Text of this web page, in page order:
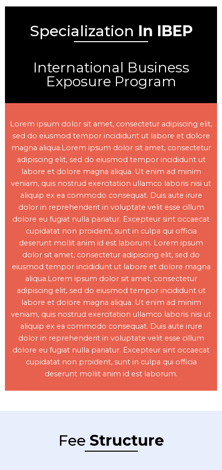
Specialization In IBEP
International Business
Exposure Program
Lorem ipsum dolor sit amet, consectetur adipiscing elit,
sed do eiusmod tempor incididunt ut labore et dolore
magna aliqua.Lorem ipsum dolor sit amet, consectetur
adipiscing elit, sed do eiusmod tempor incididunt ut
labore et dolore magna aliqua. Ut enim ad minim
veniam, quis nostrud exercitation ullamco laboris nisi ut
aliquip ex ea commodo consequat. Duis aute irure
dolor in reprehenderit in voluptate velit esse cillum
dolore eu fugiat nulla pariatur. Excepteur sint occaecat
cupidatat non proident, sunt in culpa qui officia
deserunt mollit anim id est laborum. Lorem ipsum
dolor sit amet, consectetur adipiscing elit, sed do
eiusmod tempor incididunt ut labore et dolore magna
aliqua.Lorem ipsum dolor sit amet, consectetur
adipiscing elit, sed do eiusmod tempor incididunt ut
labore et dolore magna aliqua. Ut enim ad minim
veniam, quis nostrud exercitation ullamco laboris nisi ut
aliquip ex ea commodo consequat. Duis aute irure
dolor in reprehenderit in voluptate velit esse cillum
dolore eu fugiat nulla pariatur. Excepteur sint occaecat
cupidatat non proident, sunt in culpa qui officia
deserunt mollit anim id est laborum.
Fee Structure